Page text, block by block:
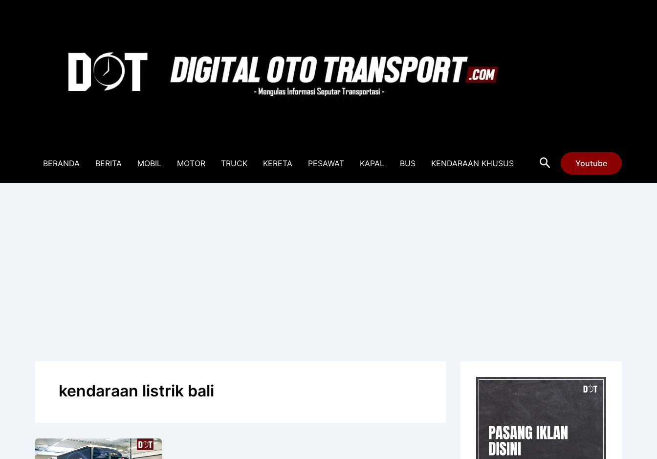
BERANDA BERITA MOBIL MOTOR TRUCK KERETA PESAWAT KAPAL BUS KENDARAAN KHUSUS Cari Youtube
kendaraan listrik bali